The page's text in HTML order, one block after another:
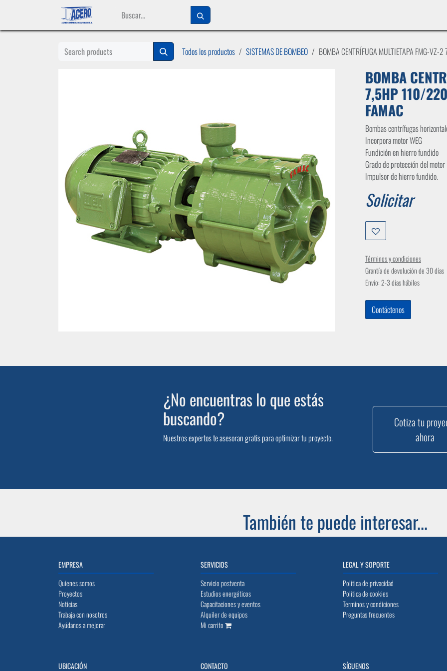
Todos los productos SISTEMAS DE BOMBEO BOMBA CENTRÍFUGA MULTIETAPA FMG-
BOMBA
7,5HP 110/
FAMAC
Bombas centrífugas
Incorpora motor WEG
Fundición en hierro fundido
Grado de protección del
Impulsor de hierro fundido.
Solicitar
Términos y condiciones
Grantía de devolución de 30 días
Envío: 2-3 días hábiles
Contáctenos
¿No encuentras lo que estás
buscando?
Nuestros expertos te asesoran gratis para optimizar tu proyecto.
Cotiza tu
ahora
También te puede interesar...
EMPRESA
Quienes somos
Proyectos
Noticias
Trabaja con nosotros
Ayúdanos a mejorar
SERVICIOS
Servicio postventa
Estudios energéticos
Capacitaciones y eventos
Alquiler de equipos
Mi carrito
LEGAL Y SOPORTE
Política de privacidad
Política de cookies
Terminos y condiciones
Preguntas frecuentes
UBICACIÓN CONTACTO SÍGUENOS